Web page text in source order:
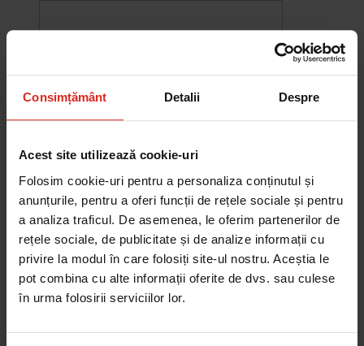
Consimțământ Detalii Despre
Acest site utilizează cookie-uri
Folosim cookie-uri pentru a personaliza conținutul și
anunțurile, pentru a oferi funcții de rețele sociale și pentru
a analiza traficul. De asemenea, le oferim partenerilor de
rețele sociale, de publicitate și de analize informații cu
privire la modul în care folosiți site-ul nostru. Aceștia le
pot combina cu alte informații oferite de dvs. sau culese
în urma folosirii serviciilor lor.
-10%
Chiuveta Maris MRG 610-60
was 2.580,20 RON Pret special 2.322,18 RON
Adauga în cos